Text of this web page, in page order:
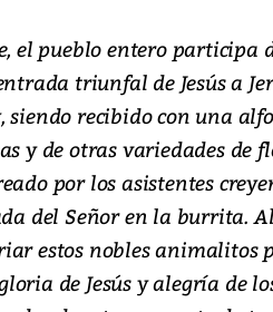
el pueblo entero participa
triunfal de Jesús a
siendo recibido con una
y de otras variedades de
por los asistentes
del Señor en la burrita.
estos nobles
de Jesús y alegría de